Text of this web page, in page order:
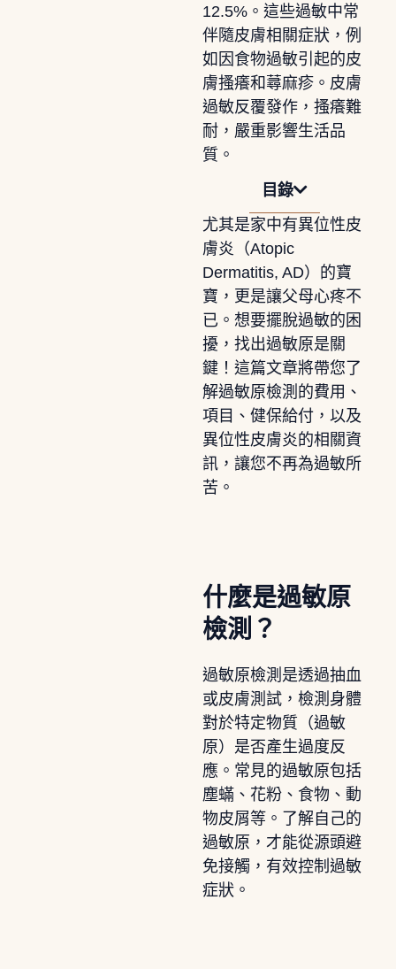
12.5%。這些過敏中常
伴隨皮膚相關症狀，例
如因食物過敏引起的皮
膚搔癢和蕁麻疹。皮膚
過敏反覆發作，搔癢難
耐，嚴重影響生活品
質。
目錄
尤其是家中有異位性皮
膚炎（Atopic
Dermatitis, AD）的寶
寶，更是讓父母心疼不
已。想要擺脫過敏的困
擾，找出過敏原是關
鍵！這篇文章將帶您了
解過敏原檢測的費用、
項目、健保給付，以及
異位性皮膚炎的相關資
訊，讓您不再為過敏所
苦。
什麼是過敏原
檢測？
過敏原檢測是透過抽血
或皮膚測試，檢測身體
對於特定物質（過敏
原）是否產生過度反
應。常見的過敏原包括
塵蟎、花粉、食物、動
物皮屑等。了解自己的
過敏原，才能從源頭避
免接觸，有效控制過敏
症狀。